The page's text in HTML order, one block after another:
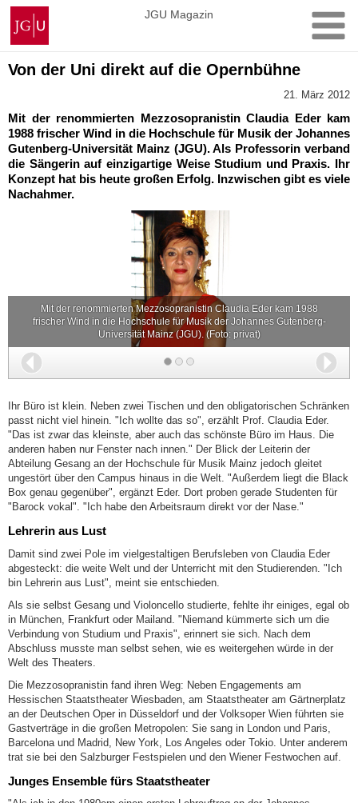
Zum
Inhalt
springen
Johannes
Gutenberg-
Universität
Mainz
JGU Magazin
Von der Uni direkt auf die Opernbühne
21. März 2012
Mit der renommierten Mezzosopranistin Claudia Eder kam
1988 frischer Wind in die Hochschule für Musik der Johannes
Gutenberg-Universität Mainz (JGU). Als Professorin verband
die Sängerin auf einzigartige Weise Studium und Praxis. Ihr
Konzept hat bis heute großen Erfolg. Inzwischen gibt es viele
Nachahmer.
Mit der renommierten Mezzosopranistin Claudia Eder kam 1988
frischer Wind in die Hochschule für Musik der Johannes Gutenberg-
Universität Mainz (JGU). (Foto: privat)
Zurück
Ihr Büro ist klein. Neben zwei Tischen und den obligatorischen Schränken
passt nicht viel hinein. "Ich wollte das so", erzählt Prof. Claudia Eder.
"Das ist zwar das kleinste, aber auch das schönste Büro im Haus. Die
anderen haben nur Fenster nach innen." Der Blick der Leiterin der
Abteilung Gesang an der Hochschule für Musik Mainz jedoch gleitet
ungestört über den Campus hinaus in die Welt. "Außerdem liegt die Black
Box genau gegenüber", ergänzt Eder. Dort proben gerade Studenten für
"Barock vokal". "Ich habe den Arbeitsraum direkt vor der Nase."
Lehrerin aus Lust
Damit sind zwei Pole im vielgestaltigen Berufsleben von Claudia Eder
abgesteckt: die weite Welt und der Unterricht mit den Studierenden. "Ich
bin Lehrerin aus Lust", meint sie entschieden.
Als sie selbst Gesang und Violoncello studierte, fehlte ihr einiges, egal ob
in München, Frankfurt oder Mailand. "Niemand kümmerte sich um die
Verbindung von Studium und Praxis", erinnert sie sich. Nach dem
Abschluss musste man selbst sehen, wie es weitergehen würde in der
Welt des Theaters.
Die Mezzosopranistin fand ihren Weg: Neben Engagements am
Hessischen Staatstheater Wiesbaden, am Staatstheater am Gärtnerplatz
an der Deutschen Oper in Düsseldorf und der Volksoper Wien führten sie
Gastverträge in die großen Metropolen: Sie sang in London und Paris,
Barcelona und Madrid, New York, Los Angeles oder Tokio. Unter anderem
trat sie bei den Salzburger Festspielen und den Wiener Festwochen auf.
Junges Ensemble fürs Staatstheater